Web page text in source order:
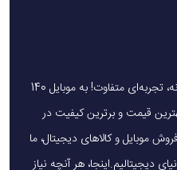
یک خرید هوشمندانه ، قیمت منصفانه، تجربه‌ای متفاوت! به موبایل 140
قیمت و برترین کیفیت در
تجربه در فروش موبایل و کالاهای دیجیتال، ما
دیجیتالیم.اینجا، هر آنچه نیاز